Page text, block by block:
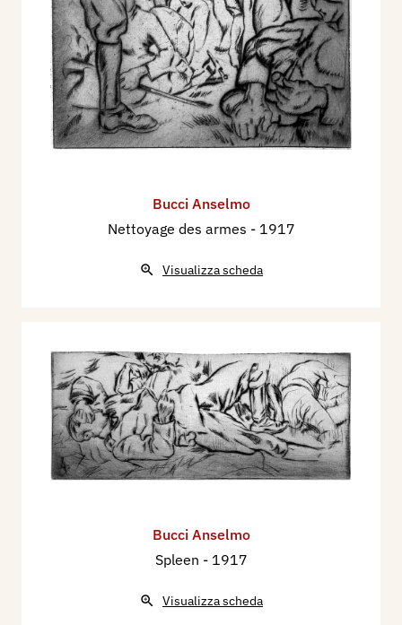
Bucci Anselmo
Nettoyage des armes - 1917
Visualizza scheda
Bucci Anselmo
Spleen - 1917
Visualizza scheda